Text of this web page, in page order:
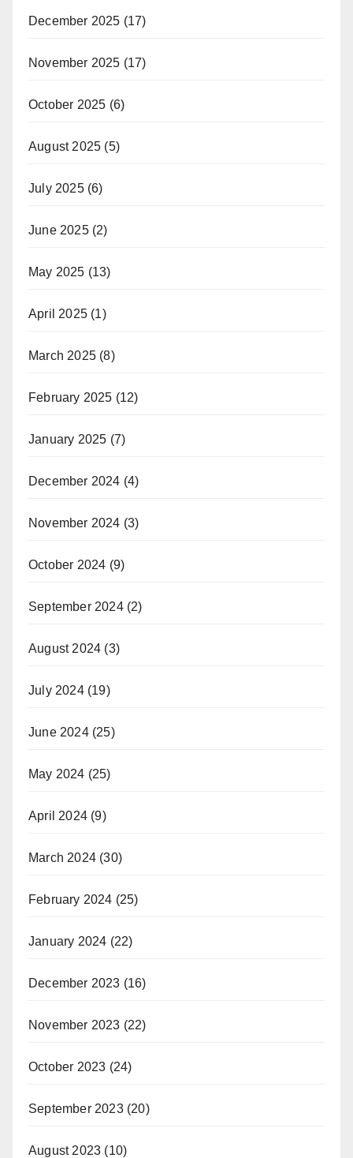
December 2025 (17)
November 2025 (17)
October 2025 (6)
August 2025 (5)
July 2025(6)
June 2025(2)
May 2025 (13)
April 2025 (1)
March 2025 (8)
February 2025 (12)
January 2025 (7)
December 2024 (4)
November 2024 (3)
October 2024 (9)
September 2024(2)
August 2024 (3)
July 2024(19)
June 2024(25)
May 2024 (25)
April 2024 (9)
March 2024 (30)
February 2024 (25)
January 2024 (22)
December 2023 (16)
November 2023 (22)
October 2023 (24)
September 2023(20)
August 2023 (10)